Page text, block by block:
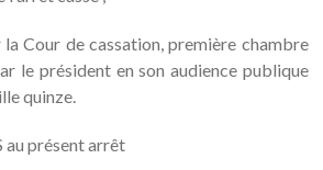
Cour de cassation, première chambre
le président en son audience publique
quinze.
au présent arrêt